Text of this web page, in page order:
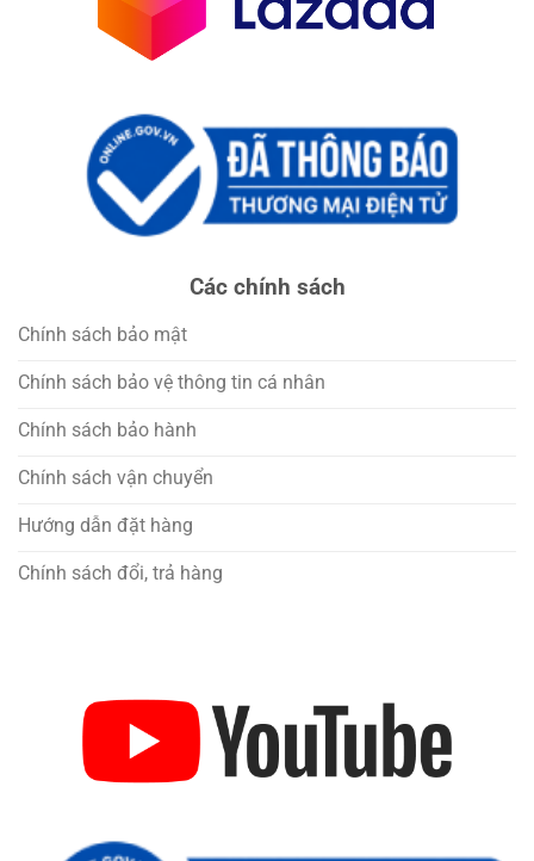
Các chính sách
Chính sách bảo mật
Chính sách bảo vệ thông tin cá nhân
Chính sách bảo hành
Chính sách vận chuyển
Hướng dẫn đặt hàng
Chính sách đổi, trả hàng